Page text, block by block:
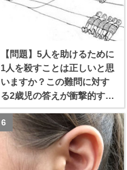
【問題】5人を助けるために
1人を殺すことは正しいと思
いますか？この難問に対す
る2歳児の答えが衝撃的すぎ
る！！